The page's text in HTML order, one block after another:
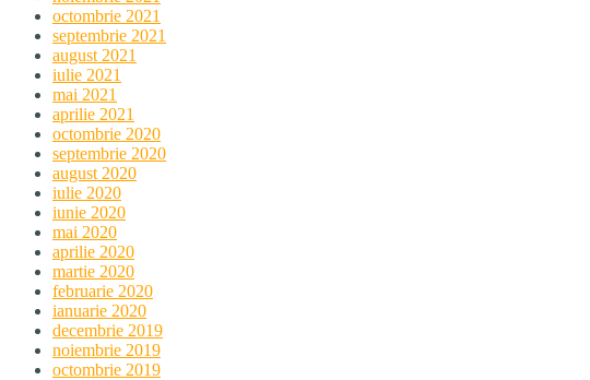
octombrie 2021
septembrie 2021
august 2021
iulie 2021
mai 2021
aprilie 2021
octombrie 2020
septembrie 2020
august 2020
iulie 2020
iunie 2020
mai 2020
aprilie 2020
martie 2020
februarie 2020
ianuarie 2020
decembrie 2019
noiembrie 2019
octombrie 2019